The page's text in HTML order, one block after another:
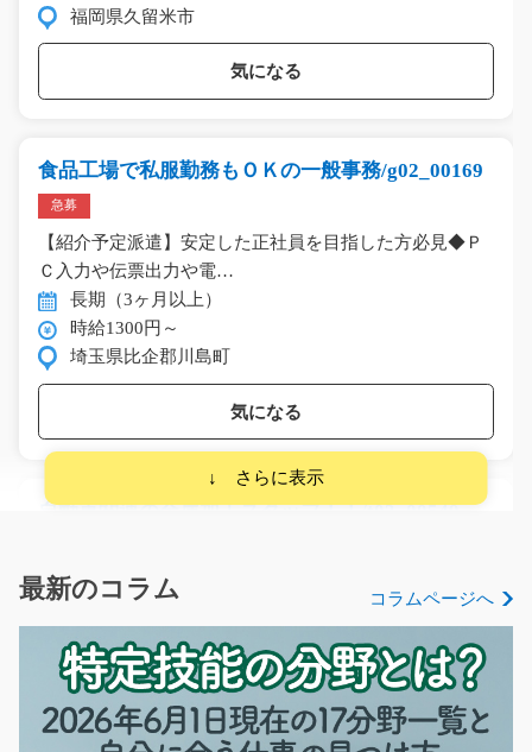
福岡県久留米市
気になる
食品工場で私服勤務もＯＫの一般事務/g02_00169
急募
【紹介予定派遣】安定した正社員を目指した方必見◆Ｐ
Ｃ入力や伝票出力や電…
長期（3ヶ月以上）
時給1300円～
埼玉県比企郡川島町
気になる
自動車関連の金属加工スタッフ！！/t03_00549
す！！地元就職・転職した…
時給973円～
熊本県菊池市
気になる
最新のコラム コラムページへ